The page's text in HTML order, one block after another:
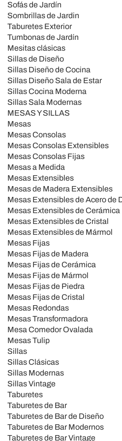
Utilizziamo i cookie per
annunci, per fornire funzionalità
analizzare il nostro traffico.
informazioni sul modo in cui
nostri partner che si occupano
pubblicità e social media, i quali
con altre informazioni che ha
raccolto dal suo utilizzo dei loro
Sofás de Jardín
Sombrillas de Jardin
Taburetes Exterior
Tumbonas de Jardín
Mesitas clásicas
Sillas de Diseño
Sillas Diseño de Cocina
Sillas Diseño Sala de Estar
Sillas Cocina Moderna
Sillas Sala Modernas
MESAS Y SILLAS
Mesas
Mesas Consolas
Mesas Consolas Extensibles
Mesas Consolas Fijas
Mesas a Medida
Mesas Extensibles
Mesas de Madera Extensibles
Mesas Extensibles de Acero de
Mesas Extensibles de Cerámica
Mesas Extensibles de Cristal
Mesas Extensibles de Mármol
Mesas Fijas
Mesas Fijas de Madera
Mesas Fijas de Cerámica
Mesas Fijas de Mármol
Mesas Fijas de Piedra
Mesas Fijas de Cristal
Mesas Redondas
Mesas Transformadora
Mesa Comedor Ovalada
Mesas Tulip
Sillas
Sillas Clásicas
Sillas Modernas
Sillas Vintage
Taburetes
Taburetes de Bar
Taburetes de Bar de Diseño
Taburetes de Bar Modernos
Taburetes de Bar Vintage